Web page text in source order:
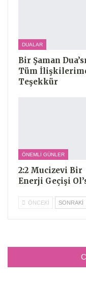
DUALAR
Bir Şaman
Tüm
Teşekkür
ÖNEMLI GÜNLER
2:2 Mucizevi Bir
Enerji Geçişi
ÖNCEKI SONRAKI